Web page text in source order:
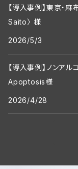
【導入事例】東京・
Saito〉 様
2026/5/3
【導入事例】ノンア
Apoptosis様
2026/4/28